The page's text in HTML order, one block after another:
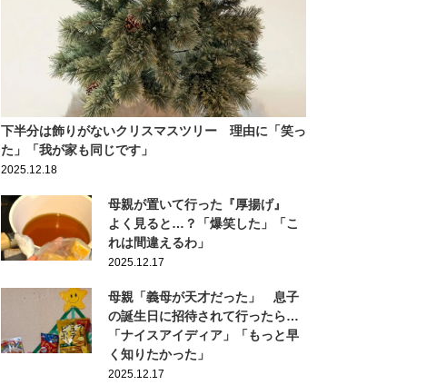
下半分は飾りがないクリスマスツリー 理由に「笑っ
た」「我が家も同じです」
2025.12.18
母親が置いて行った『厚揚げ』
よく見ると…？「爆笑した」「こ
れは間違えるわ」
2025.12.17
母親「義母が天才だった」 息子
の誕生日に招待されて行ったら…
「ナイスアイディア」「もっと早
く知りたかった」
2025.12.17